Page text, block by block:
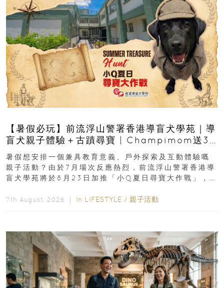
【暑假必玩】前流浮山警署香港導盲犬學苑｜導
盲犬親子體驗＋古蹟尋寶 | Champimom送3
組免費名額
暑假想安排一個兼具教育意義、戶外探索及互動體驗嘅
親子活動？由於7月場次反應熱烈，前流浮山警署香港導
盲犬學苑將於8月23日加推「小Q夏日尋寶大作戰」，家
7th August, 2026 ｜ In LIFESTYLE / 親子活動